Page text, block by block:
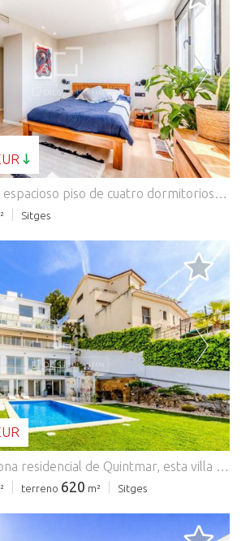
CARGANDO...
Este luminoso y espacioso piso de cuatro dormitorios ofrece 121 m² de espacio habitable interior, junto con dos terrazas de 53 m² y 16 m², creando un excelente equilibrio entre la comodidad interior y la vida al aire libre. Ubicada en un edificio moderno terminado en 2016, la vivienda combina un diseño práctico con vistas despejadas al mar. Su distribución y espacio exterior la hacen especialmente atractiva para compradores que buscan una vivienda práctica y de bajo mantenimiento que, a la vez, ofrezca amplio estancia para disfrutar del estilo de vida de Sitges. El edificio presenta un estilo contemporáneo, con líneas depuradas y una estética moderna y sencilla. Ubicado en una esquina del tercer piso, el piso disfruta de una excelente luz natural durante todo el día y una mayor sensación de amplitud. Las terrazas son un elemento clave de la vivienda, ya que amplían el espacio habitable al aire libre y ofrecen varios áreas para comer, relajarse o simplemente disfrutar de las vistas y el clima mediterráneo. En el interior, el piso se abre a un recibidor acogedor que da paso a la sala de estar principal. El comedor -comedor es amplio y confortable, diseñado para la vida moderna cotidiana con una fluidez natural entre los espacios interiores y exteriores. La vivienda cuenta con tres dormitorios, un altillo y tres baños. Los acabados son modernos y neutros en toda la piso , lo que facilita la mudanza y permite adaptarla con el tiempo. La amplia terraza y las vistas al mar son lo que realmente distingue a esta vivienda . Ya sea para comer al aire libre, tomar el sol, recibir invitados o simplemente relajarse al final del día, estos espacios añaden un valor real y hacen que la vivienda se sienta más grande y conectada con su entorno. Esta vivienda es ideal para quienes buscan un estilo de vida moderno y cómodo, amplios espacios exteriores y vistas al mar, todo ello a poca distancia del centro y la playa. Es perfecta para familias, quienes buscan una segunda residencia o cualquier persona que desee una vivienda bien proporcionada que le permita disfrutar al máximo del estilo de vida de Sitges. Este piso, que ofrece amplitud, luminosidad, terrazas y un ambiente costero relajado, es una opción muy completa en uno de los entornos más codiciados de la ciudad. Póngase en contacto con nosotros para obtener más información. Comercializado por Dils Lucas Fox (Lucas Trading, S.L. con CIF B64125438), actuando como intermediario inmobiliario. La información facilitada es meramente informativa, basada en datos proporcionados por la propiedad, y puede estar sujeta a modificaciones. No constituye oferta contractual.
Sitges
CARGANDO...
Ubicada en la zona residencial de Quintmar, esta villa de estilo contemporáneo destaca por sus vistas panorámicas al mar y a Sitges. La vivienda combina una distribución funcional, abundante luz natural y acabados de alta calidad, con suelos de mármol en toda la propiedad. La casa se distribuye en varias plantas, todas conectadas por ascensor, lo que aporta gran comodidad en el día a día. En la planta de acceso se encuentra un recibidor amplio y luminoso, un garaje para dos coches, zona de lavandería y un dormitorio individual con baño completo, ideal para invitados o personal de servicio. En la planta principal se ubica la zona de día, con cocina independiente y salón-comedor, ambos con acceso directo a una terraza, favoreciendo la conexión con el exterior. En esta planta también hay un aseo de cortesía. La planta superior alberga un amplio salón con techos altos, uno de los espacios más destacados de la vivienda, junto con una suite con vestidor y terraza privada. La planta de descanso está compuesta por una espaciosa suite principal con vestidor y baño privado, además de dos dormitorios dobles que comparten un baño. Todas las habitaciones tienen acceso directo a una terraza. En la planta inferior se encuentra un espacio versátil destinado al ocio y bienestar, que incluye zona de spa, sala polivalente (gimnasio, despacho o sala de cine), baño con ducha y acceso directo al exterior. El exterior es uno de los grandes atractivos de la propiedad, con un jardín bien cuidado y vegetación madura que garantiza privacidad durante todo el año. Dispone además de piscina, zona de solárium y cocina de verano con barbacoa integrada, ideal para disfrutar del estilo de vida mediterráneo. Una vivienda muy completa para quienes buscan espacio, vistas y comodidad, ya sea como residencia principal o segunda residencia. Póngase en contacto con nosotros para más información. Comercializado por Dils Lucas Fox (Lucas Trading, S.L. con CIF B64125438), actuando como intermediario inmobiliario. La información facilitada es meramente informativa, basada en datos proporcionados por la propiedad, y puede estar sujeta a modificaciones. No constituye oferta contractual.
terreno 620 m² Sitges